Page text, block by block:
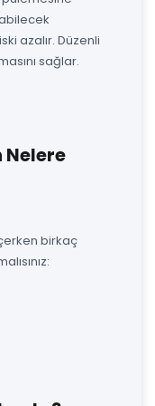
azalır. Düzenli
sağlar.
Nelere
birkaç